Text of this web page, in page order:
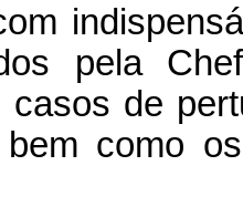
pela
casos de
como